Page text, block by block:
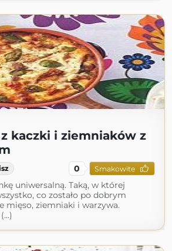
kaczki i ziemniaków z
0 Smakowite
uniwersalną. Taką, w której
co zostało po dobrym
mięso, ziemniaki i warzywa.